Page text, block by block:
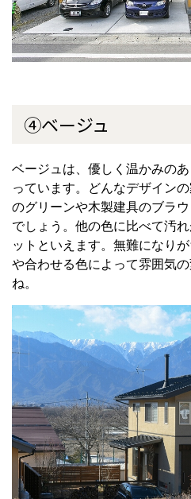
④ベージュ
ベージュは、優しく温かみの
っています。どんなデザイン
のグリーンや木製建具のブラ
でしょう。他の色に比べて汚
ットといえます。無難になり
や合わせる色によって雰囲気
ね。